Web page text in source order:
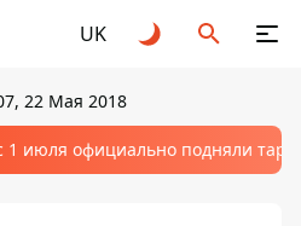
UK
22 Мая 2018
1 июля официально подняли